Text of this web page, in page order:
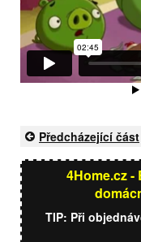
Předcházející část
4Home.cz
TIP: Při